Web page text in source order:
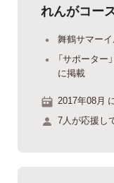
れんがコー
舞鶴サマー
「サポーター
に掲載
2017年08月
7人が応援し